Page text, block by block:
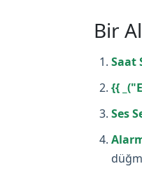
Bir
Saat
{{
Ses